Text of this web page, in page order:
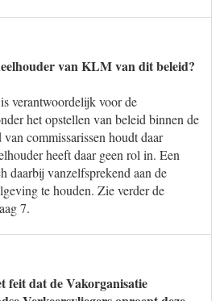
van KLM van dit beleid?
verantwoordelijk voor de
het opstellen van beleid binnen de
commissarissen houdt daar
heeft daar geen rol in. Een
daarbij vanzelfsprekend aan de
te houden. Zie verder de
7.
feit dat de Vakorganisatie